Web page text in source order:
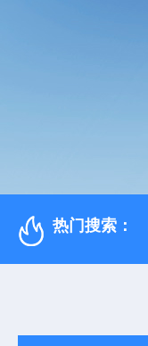
热门搜索：